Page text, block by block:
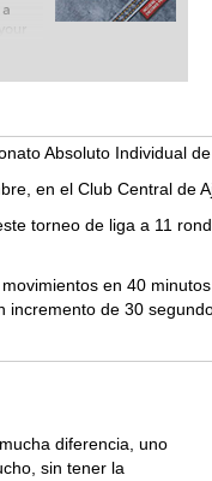
can
a
Absoluto Individual
en el Club Central de
torneo de liga a 11
en 40
incremento de 30
diferencia, uno
sin tener la